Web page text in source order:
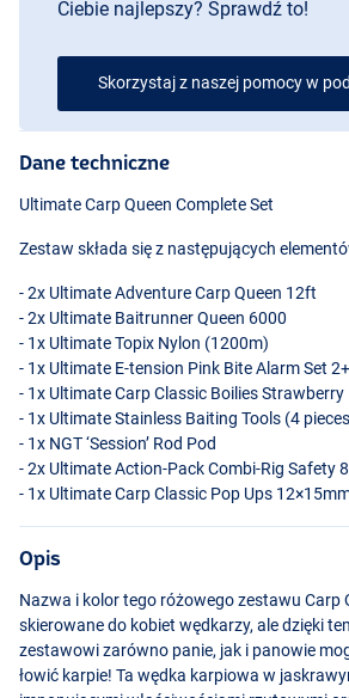
Ciebie najlepszy? Sprawdź to!
Skorzystaj z naszej pomocy w
Dane techniczne
Ultimate Carp Queen Complete Set
Zestaw składa się z następujących
- 2x Ultimate Adventure Carp Queen 12ft
- 2x Ultimate Baitrunner Queen 6000
- 1x Ultimate Topix Nylon (1200m)
- 1x Ultimate E-tension Pink Bite Alarm Set
- 1x Ultimate Carp Classic Boilies
- 1x Ultimate Stainless Baiting Tools (4
- 1x NGT‘Session’ Rod Pod
- 2x Ultimate Action-Pack Combi-Rig Safety
- 1x Ultimate Carp Classic Pop Ups
Opis
Nazwa i kolor tego różowego zestawu Carp
skierowane do kobiet wędkarzy, ale dzięki
zestawowi zarówno panie, jak i panowie
łowić karpie! Ta wędka karpiowa w